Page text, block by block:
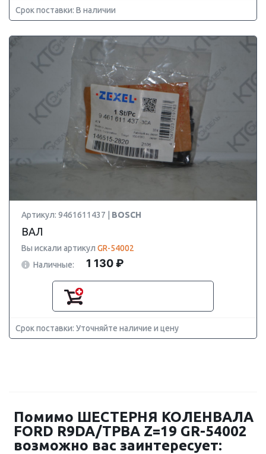
Срок поставки: В наличии
Артикул: 9461611437 | BOSCH
ВАЛ
Вы искали артикул GR-54002
Наличные:
1 130 ₽
Срок поставки: Уточняйте наличие и цену
Помимо ШЕСТЕРНЯ КОЛЕНВАЛА
FORD R9DA/TPBA Z=19 GR-54002
возможно вас заинтересует: